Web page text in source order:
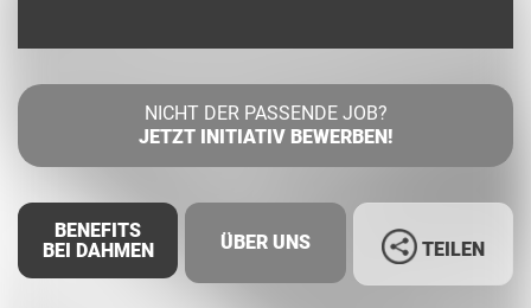
NICHT DER PASSENDE JOB?
JETZT INITIATIV BEWERBEN!
BENEFITS
BEI DAHMEN
ÜBER UNS TEILEN